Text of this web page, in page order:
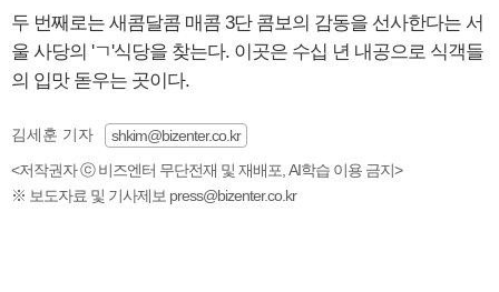
두 번째로는 새콤달콤 매콤 3단 콤보의 감동을 선사한다는 서
울 사당의 'ㄱ'식당을 찾는다. 이곳은 수십 년 내공으로 식객들
의 입맛 돋우는 곳이다.
김세훈 기자
shkim@bizenter.co.kr
<저작권자 ⓒ 비즈엔터 무단전재 및 재배포, AI학습 이용 금지>
※ 보도자료 및 기사제보 press@bizenter.co.kr